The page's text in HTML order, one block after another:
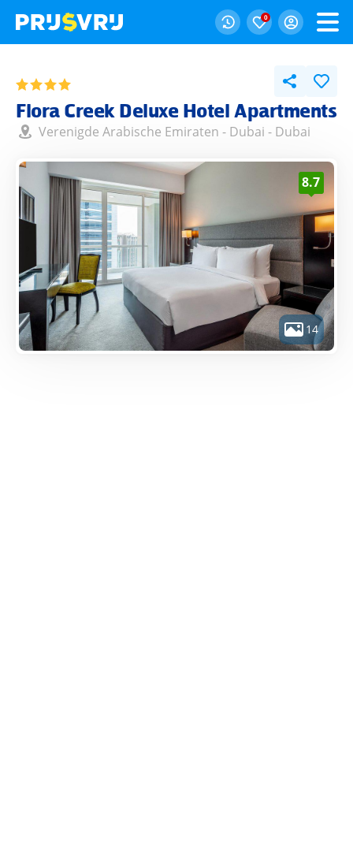
0
Flora Creek Deluxe Hotel Apartments
Verenigde Arabische Emiraten - Dubai - Dubai
14
8.7